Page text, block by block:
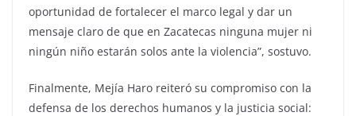
oportunidad de fortalecer el marco legal y dar un
mensaje claro de que en Zacatecas ninguna mujer ni
ningún niño estarán solos ante la violencia”, sostuvo.
Finalmente, Mejía Haro reiteró su compromiso con la
defensa de los derechos humanos y la justicia social: